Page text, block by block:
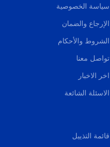
سياسة الخصوصية
الإرجاع والضمان
الشروط والأحكام
تواصل معنا
اخر الاخبار
الاسئلة الشائعة
قائمة التذييل